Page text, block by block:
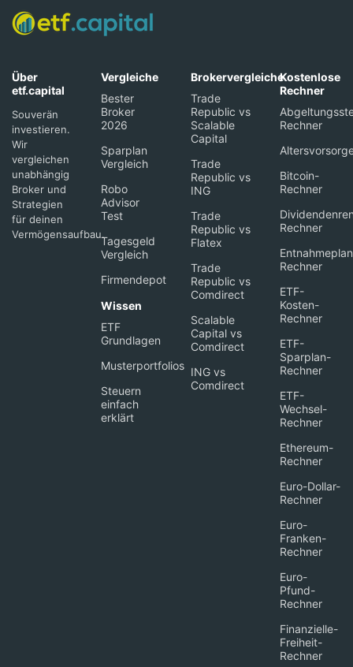
Über
etf.capital
Souverän
investieren.
Wir
vergleichen
unabhängig
Broker und
Strategien
für deinen
Vermögensaufbau.
Vergleiche
Bester
Broker
2026
Sparplan
Vergleich
Robo
Advisor
Test
Tagesgeld
Vergleich
Firmendepot
Wissen
ETF
Grundlagen
Musterportfolios
Steuern
einfach
erklärt
Brokervergleiche
Trade
Republic vs
Scalable
Capital
Trade
Republic vs
ING
Trade
Republic vs
Flatex
Trade
Republic vs
Comdirect
Scalable
Capital vs
Comdirect
ING vs
Comdirect
Kostenlose
Rechner
Rechner
Bitcoin-
Rechner
Rechner
Rechner
ETF-
Kosten-
Rechner
ETF-
Sparplan-
Rechner
ETF-
Wechsel-
Rechner
Ethereum-
Rechner
Euro-Dollar-
Rechner
Euro-
Franken-
Rechner
Euro-
Pfund-
Rechner
Finanzielle-
Freiheit-
Rechner